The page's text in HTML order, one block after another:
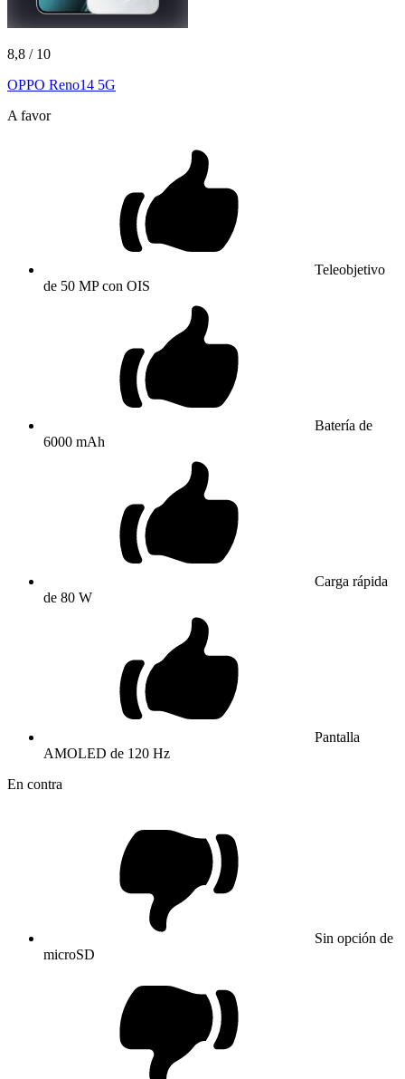
8,8 / 10
OPPO Reno14 5G
A favor
Teleobjetivo
de 50 MP con OIS
Batería de
6000 mAh
Carga rápida
de 80 W
Pantalla
AMOLED de 120 Hz
En contra
Sin opción de
microSD